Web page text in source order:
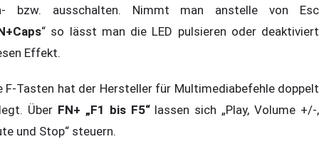
bzw. ausschalten. Nimmt man anstelle von Esc
“ so lässt man die LED pulsieren oder deaktiviert
Effekt.
F-Tasten hat der Hersteller für Multimediabefehle doppelt
Über FN+ „F1 bis F5“lassen sich „Play, Volume +/-,
und Stop“ steuern.